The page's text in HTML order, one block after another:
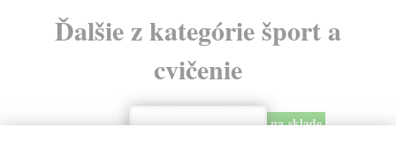
Ďalšie z kategórie šport a
cvičenie
na sklade